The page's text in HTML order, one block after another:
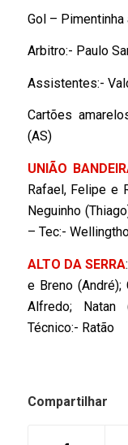
Gol –
Arbitro:- Paulo
Assistentes:-
Cartões
(AS)
UNIÃO
Rafael, Felipe e
Neguinho
– Tec:-
ALTO DA SERRA
e Breno (André);
Alfredo; Natan
Técnico:- Ratão
Compartilhar